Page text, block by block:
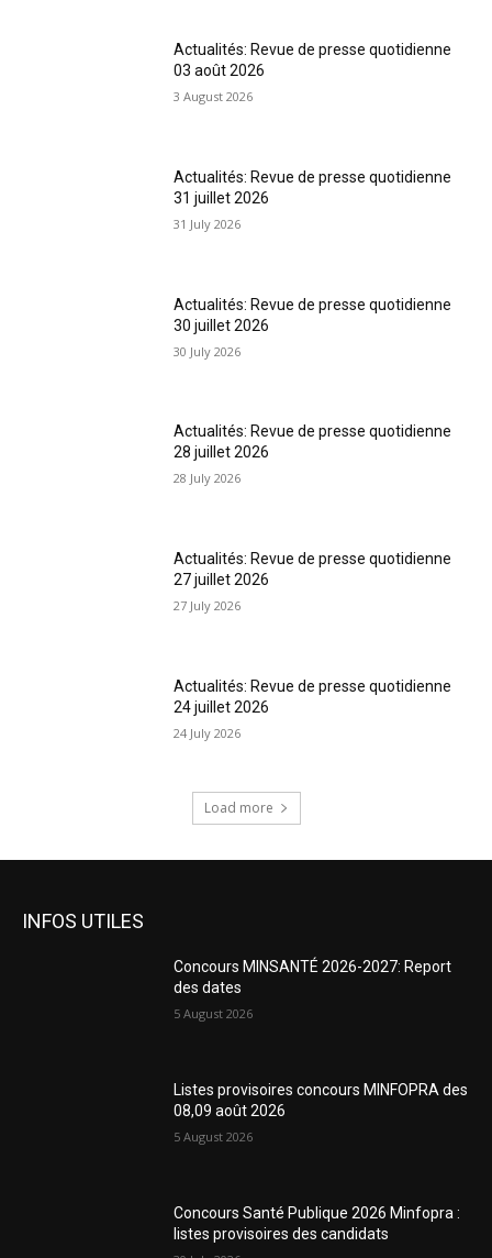
Actualités: Revue de presse quotidienne
03 août 2026
3 August 2026
Actualités: Revue de presse quotidienne
31 juillet 2026
31 July 2026
Actualités: Revue de presse quotidienne
30 juillet 2026
30 July 2026
Actualités: Revue de presse quotidienne
28 juillet 2026
28 July 2026
Actualités: Revue de presse quotidienne
27 juillet 2026
27 July 2026
Actualités: Revue de presse quotidienne
24 juillet 2026
24 July 2026
Load more
INFOS UTILES
Concours MINSANTÉ 2026-2027: Report
des dates
5 August 2026
Listes provisoires concours MINFOPRA des
08,09 août 2026
5 August 2026
Concours Santé Publique 2026 Minfopra :
listes provisoires des candidats